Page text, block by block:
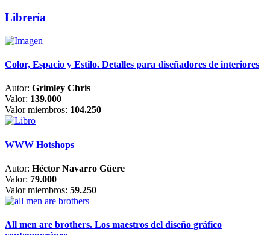
Librería
Color, Espacio y Estilo. Detalles para diseñadores de interiores
Autor: Grimley Chris
Valor: 139.000
Valor miembros: 104.250
WWW Hotshops
Autor: Héctor Navarro Güere
Valor: 79.000
Valor miembros: 59.250
All men are brothers. Los maestros del diseño gráfico